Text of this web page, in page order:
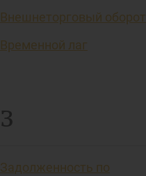
Внешнеторговый оборот
Временной лаг
З
Задолженность по